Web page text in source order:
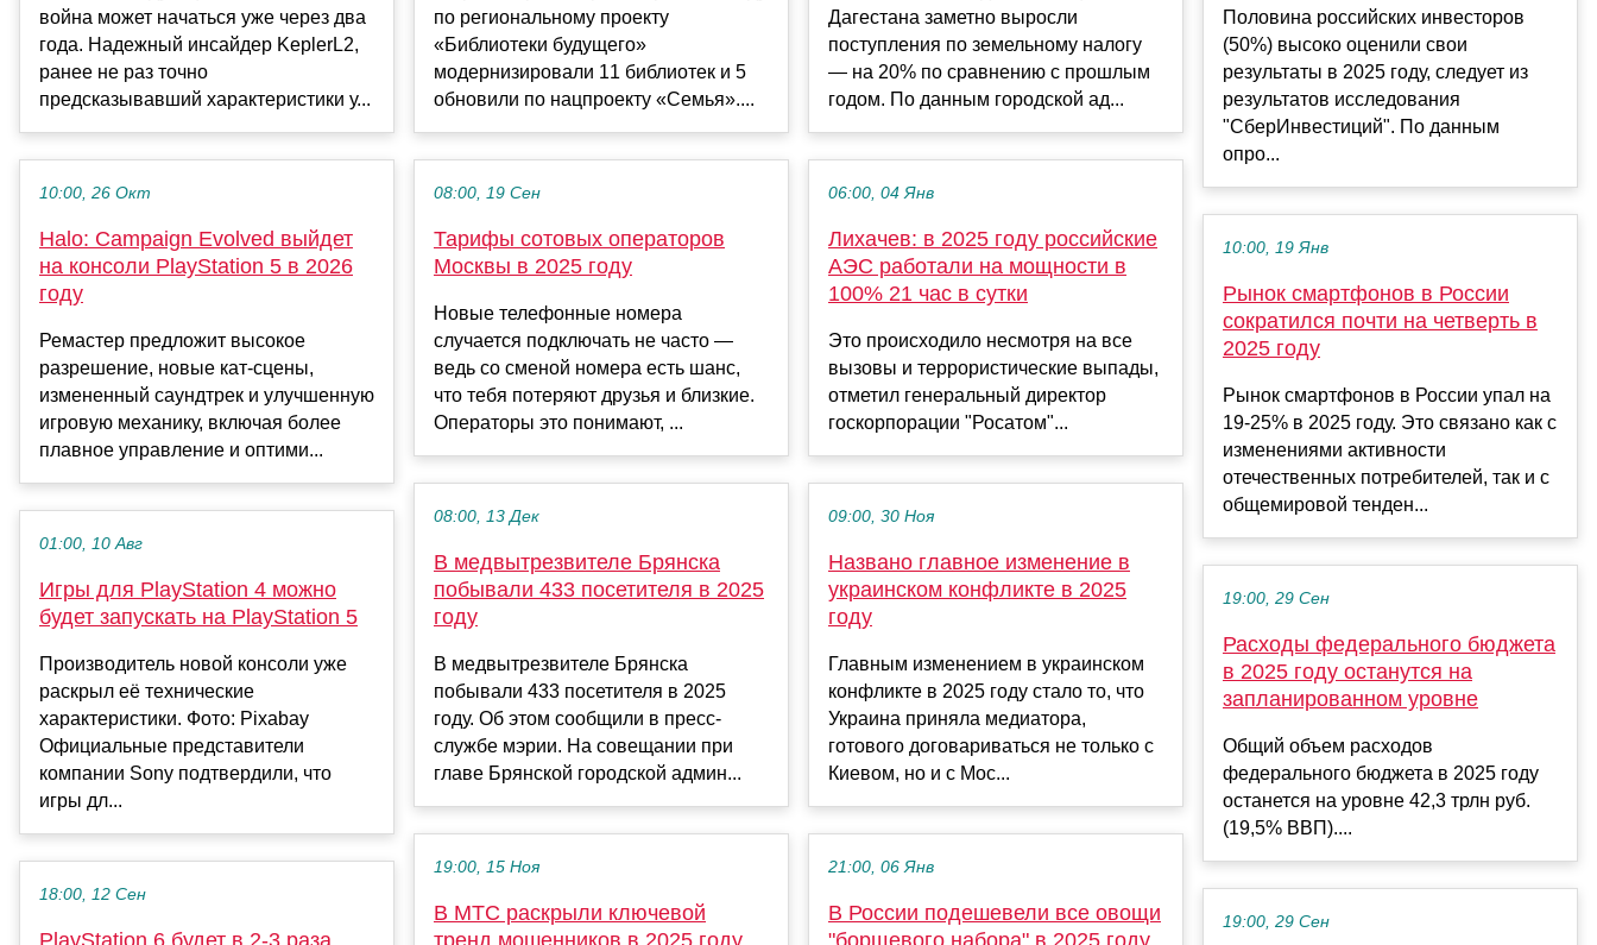
война может начаться уже через два
года. Надежный инсайдер KeplerL2,
ранее не раз точно
предсказывавший характеристики у...
10:00, 26 Окт
Halo: Campaign Evolved выйдет
на консоли PlayStation 5 в 2026
году
Ремастер предложит высокое
разрешение, новые кат-сцены,
измененный саундтрек и улучшенную
игровую механику, включая более
плавное управление и оптими...
01:00, 10 Авг
Игры для PlayStation 4 можно
будет запускать на PlayStation 5
Производитель новой консоли уже
раскрыл её технические
характеристики. Фото: Pixabay
Официальные представители
компании Sony подтвердили, что
игры дл...
18:00, 12 Сен
PlayStation 6 будет в 2-3 раза
по региональному проекту
«Библиотеки будущего»
модернизировали 11 библиотек и 5
обновили по нацпроекту «Семья»....
08:00, 19 Сен
Тарифы сотовых операторов
Москвы в 2025 году
Новые телефонные номера
случается подключать не часто —
ведь со сменой номера есть шанс,
что тебя потеряют друзья и близкие.
Операторы это понимают, ...
08:00, 13 Дек
В медвытрезвителе Брянска
побывали 433 посетителя в 2025
году
В медвытрезвителе Брянска
побывали 433 посетителя в 2025
году. Об этом сообщили в пресс-
службе мэрии. На совещании при
главе Брянской городской админ...
19:00, 15 Ноя
В МТС раскрыли ключевой
тренд мошенников в 2025 году
Дагестана заметно выросли
поступления по земельному налогу
— на 20% по сравнению с прошлым
годом. По данным городской ад...
06:00, 04 Янв
Лихачев: в 2025 году российские
АЭС работали на мощности в
100% 21 час в сутки
Это происходило несмотря на все
вызовы и террористические выпады,
отметил генеральный директор
госкорпорации "Росатом"...
09:00, 30 Ноя
Названо главное изменение в
украинском конфликте в 2025
году
Главным изменением в украинском
конфликте в 2025 году стало то, что
Украина приняла медиатора,
готового договариваться не только с
Киевом, но и с Мос...
21:00, 06 Янв
В России подешевели все овощи
"борщевого набора" в 2025 году
Половина российских инвесторов
(50%) высоко оценили свои
результаты в 2025 году, следует из
результатов исследования
"СберИнвестиций". По данным
опро...
10:00, 19 Янв
Рынок смартфонов в России
сократился почти на четверть в
2025 году
Рынок смартфонов в России упал на
19-25% в 2025 году. Это связано как с
изменениями активности
отечественных потребителей, так и с
общемировой тенден...
19:00, 29 Сен
Расходы федерального бюджета
в 2025 году останутся на
запланированном уровне
Общий объем расходов
федерального бюджета в 2025 году
останется на уровне 42,3 трлн руб.
(19,5% ВВП)....
19:00, 29 Сен